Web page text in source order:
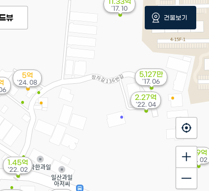
5억
'24. 08
2.27억
'22. 04
1.45억
'22. 02
11.33억
'17. 10
5,127만
'17. 06
11.9억
'07. 02
뷰 건물보기